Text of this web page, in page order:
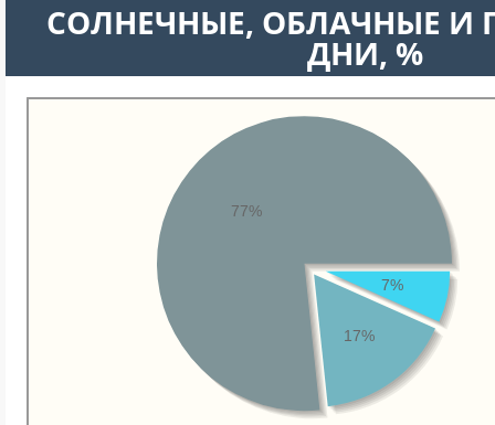
CОЛНЕЧНЫЕ, ОБЛАЧНЫЕ И
ДНИ, %
7%
17%
77%